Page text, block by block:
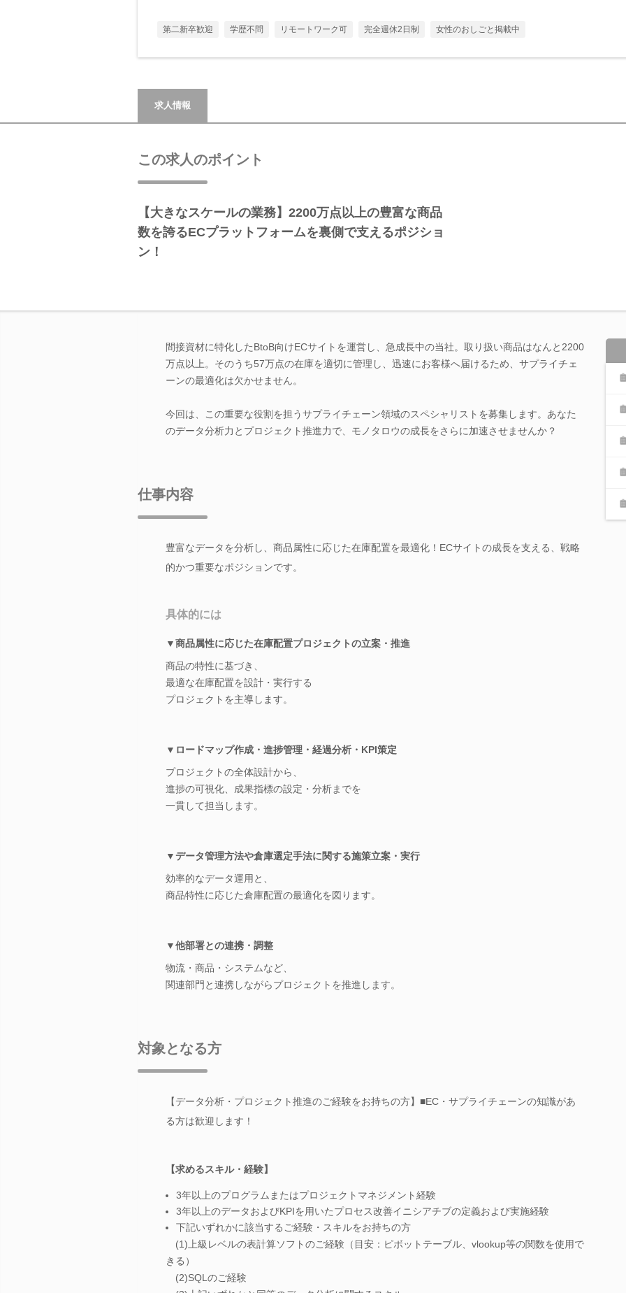
第二新卒歓迎 学歴不問 リモートワーク可 完全週休2日制 女性のおしごと掲載中
求人情報
この求人のポイント
【大きなスケールの業務】2200万点以上の豊富な商品
数を誇るECプラットフォームを裏側で支えるポジショ
ン！
間接資材に特化したBtoB向けECサイトを運営し、急成長中の当社。取り扱い商品はなんと2200
万点以上。そのうち57万点の在庫を適切に管理し、迅速にお客様へ届けるため、サプライチェ
ーンの最適化は欠かせません。
今回は、この重要な役割を担うサプライチェーン領域のスペシャリストを募集します。あなた
のデータ分析力とプロジェクト推進力で、モノタロウの成長をさらに加速させませんか？
仕事内容
豊富なデータを分析し、商品属性に応じた在庫配置を最適化！ECサイトの成長を支える、戦略
的かつ重要なポジションです。
具体的には
▼商品属性に応じた在庫配置プロジェクトの立案・推進
商品の特性に基づき、
最適な在庫配置を設計・実行する
プロジェクトを主導します。
▼ロードマップ作成・進捗管理・経過分析・KPI策定
プロジェクトの全体設計から、
進捗の可視化、成果指標の設定・分析までを
一貫して担当します。
▼データ管理方法や倉庫選定手法に関する施策立案・実行
効率的なデータ運用と、
商品特性に応じた倉庫配置の最適化を図ります。
▼他部署との連携・調整
物流・商品・システムなど、
関連部門と連携しながらプロジェクトを推進します。
対象となる方
【データ分析・プロジェクト推進のご経験をお持ちの方】■EC・サプライチェーンの知識があ
る方は歓迎します！
【求めるスキル・経験】
3年以上のプログラムまたはプロジェクトマネジメント経験
3年以上のデータおよびKPIを用いたプロセス改善イニシアチブの定義および実施経験
下記いずれかに該当するご経験・スキルをお持ちの方
(1)上級レベルの表計算ソフトのご経験（目安：ピボットテーブル、vlookup等の関数を使用で
きる）
(2)SQLのご経験